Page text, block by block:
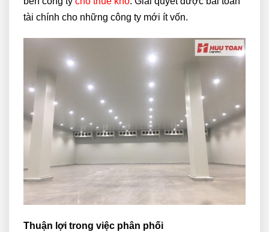
tài chính cho những công ty mới ít vốn.
Thuận lợi trong việc phân phối